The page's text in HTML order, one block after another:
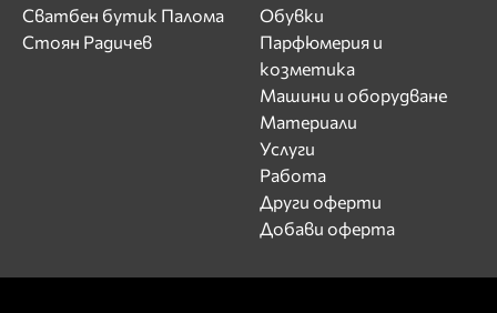
Сватбен бутик Палома
Стоян Радичев
Обувки
Парфюмерия и
козметика
Машини и оборудване
Материали
Услуги
Работа
Други оферти
Добави оферта